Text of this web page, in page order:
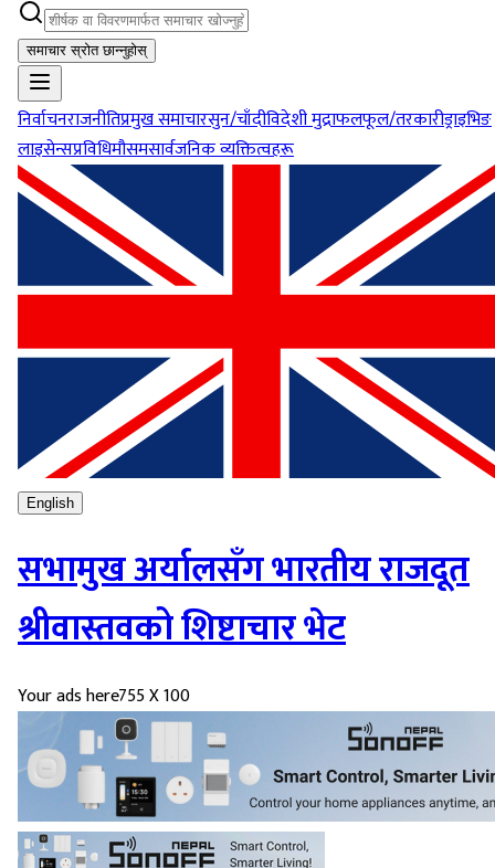
समाचार स्रोत छान्नुहोस्
निर्वाचनराजनीतिप्रमुख समाचारसुन/चाँदीविदेशी मुद्राफलफूल/तरकारीड्राइभिङ
लाइसेन्सप्रविधिमौसमसार्वजनिक व्यक्तित्वहरू
English
सभामुख अर्यालसँग भारतीय राजदूत
श्रीवास्तवको शिष्टाचार भेट
Your ads here755 X 100